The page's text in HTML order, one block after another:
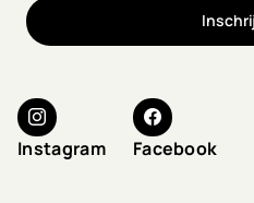
Instagram Facebook